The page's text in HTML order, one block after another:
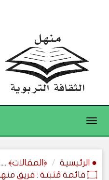
Toggle
● الرئيسية ﴿المقالات﴾ ....
۝ قائمة مُثبتة : فريق منهل الثقافة التربوية.